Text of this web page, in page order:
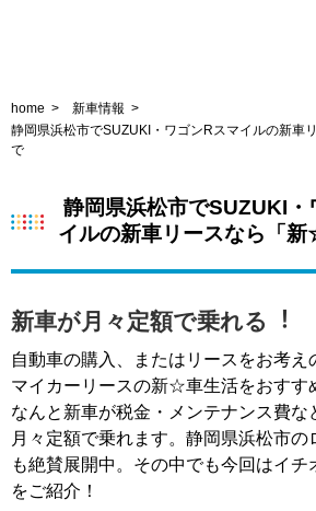
home
新車情報
静岡県浜松市でSUZUKI・ワゴンRスマイルの新車
で
静岡県浜松市でSUZUKI・
イルの新車リースなら「
新車が月々定額で乗れる︕
自動車の購入、またはリースをお考え
マイカーリースの新☆車生活をおすす
なんと新車が税金・メンテナンス費な
月々定額で乗れます。静岡県浜松市
も絶賛展開中。その中でも今回はイ
をご紹介！